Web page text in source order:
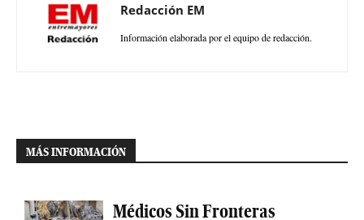
Redacción EM
Información elaborada por el equipo de redacción.
MÁS INFORMACIÓN
Médicos Sin Fronteras